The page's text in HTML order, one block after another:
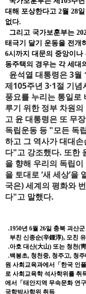
대해 포상한다고 2월 28
없다.
그리고 국가보훈부는
태극기 달기 운동을 전개
6시까지 대문의 중앙이
동주택의 경우는 각 세대
윤석열 대통령은 3월
제105주년 3·1절 기
풍요를 누리는 통일로
루기 위한 정부 차원
고 윤 대통령은 또 무
독립운동 등 "모든 독
하고 그 역사가 대대
다"고 강조했다. 또한
을 향해 우리의 독립
을 토대로 ‘새 세상’
국은) 세계의 평화와
다"고 말했다.
<대산 신상
.1950년 6월 26일 충북 괴산
부친 신종순(辛鍾淳), 모친
.아호 대산(大山) 또는 청천(
.백봉초, 청천중, 청주고, 청
원 사회교육과에서「한국 인
로 사회교육학 석사학위를 취
에서「태안지역 무속문화 연
국학박사학위 취득